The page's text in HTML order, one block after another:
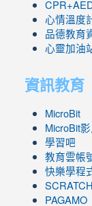
心情溫度
品德教育
心靈加油
資訊教育
MicroBit
MicroBit影
學習吧
教育雲帳
快樂學程
PAGAMO